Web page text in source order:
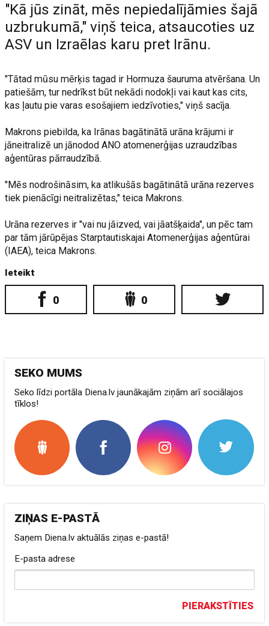
"Kā jūs zināt, mēs nepiedalījāmies šajā
uzbrukumā," viņš teica, atsaucoties uz
ASV un Izraēlas karu pret Irānu.
"Tātad mūsu mērķis tagad ir Hormuza šauruma atvēršana. Un
patiešām, tur nedrīkst būt nekādi nodokļi vai kaut kas cits,
kas ļautu pie varas esošajiem iedzīvoties," viņš sacīja.
Makrons piebilda, ka Irānas bagātinātā urāna krājumi ir
jāneitralizē un jānodod ANO atomenerģijas uzraudzības
aģentūras pārraudzībā.
"Mēs nodrošināsim, ka atlikušās bagātinātā urāna rezerves
tiek pienācīgi neitralizētas," teica Makrons.
Urāna rezerves ir "vai nu jāizved, vai jāatšķaida", un pēc tam
par tām jārūpējas Starptautiskajai Atomenerģijas aģentūrai
(IAEA), teica Makrons.
Ieteikt
0 0
SEKO MUMS
Seko līdzi portāla Diena.lv jaunākajām ziņām arī sociālajos
tīklos!
ZIŅAS E-PASTĀ
Saņem Diena.lv aktuālās ziņas e-pastā!
E-pasta adrese
PIERAKSTĪTIES